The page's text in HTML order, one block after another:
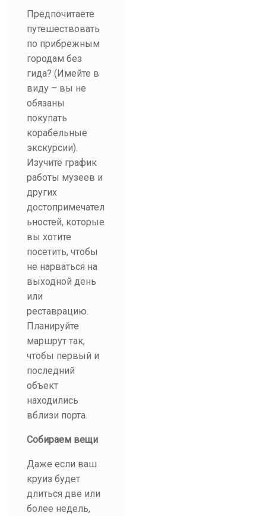
Предпочитаете
путешествовать
по прибрежным
городам без
гида? (Имейте в
виду – вы не
обязаны
покупать
корабельные
экскурсии).
Изучите график
работы музеев и
других
достопримечател
ьностей, которые
вы хотите
посетить, чтобы
не нарваться на
выходной день
или
реставрацию.
Планируйте
маршрут так,
чтобы первый и
последний
объект
находились
вблизи порта.
Собираем вещи
Даже если ваш
круиз будет
длиться две или
более недель,